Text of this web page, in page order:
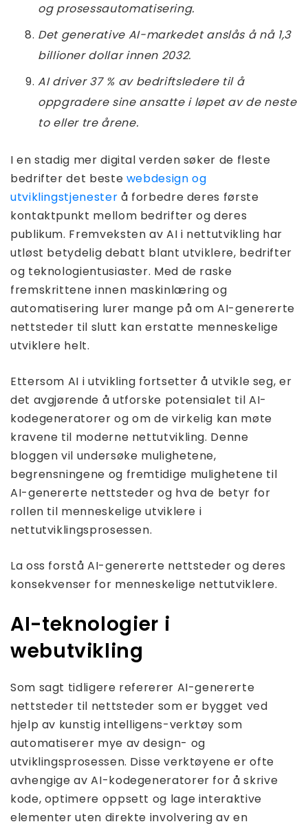
og prosessautomatisering.
Det generative AI-markedet anslås å nå 1,3
billioner dollar innen 2032.
AI driver 37 % av bedriftsledere til å
oppgradere sine ansatte i løpet av de neste
to eller tre årene.
I en stadig mer digital verden søker de fleste
bedrifter det beste webdesign og
utviklingstjenester å forbedre deres første
kontaktpunkt mellom bedrifter og deres
publikum. Fremveksten av AI i nettutvikling har
utløst betydelig debatt blant utviklere, bedrifter
og teknologientusiaster. Med de raske
fremskrittene innen maskinlæring og
automatisering lurer mange på om AI-genererte
nettsteder til slutt kan erstatte menneskelige
utviklere helt.
Ettersom AI i utvikling fortsetter å utvikle seg, er
det avgjørende å utforske potensialet til AI-
kodegeneratorer og om de virkelig kan møte
kravene til moderne nettutvikling. Denne
bloggen vil undersøke mulighetene,
begrensningene og fremtidige mulighetene til
AI-genererte nettsteder og hva de betyr for
rollen til menneskelige utviklere i
nettutviklingsprosessen.
La oss forstå AI-genererte nettsteder og deres
konsekvenser for menneskelige nettutviklere.
AI-teknologier i
webutvikling
Som sagt tidligere refererer AI-genererte
nettsteder til nettsteder som er bygget ved
hjelp av kunstig intelligens-verktøy som
automatiserer mye av design- og
utviklingsprosessen. Disse verktøyene er ofte
avhengige av AI-kodegeneratorer for å skrive
kode, optimere oppsett og lage interaktive
elementer uten direkte involvering av en